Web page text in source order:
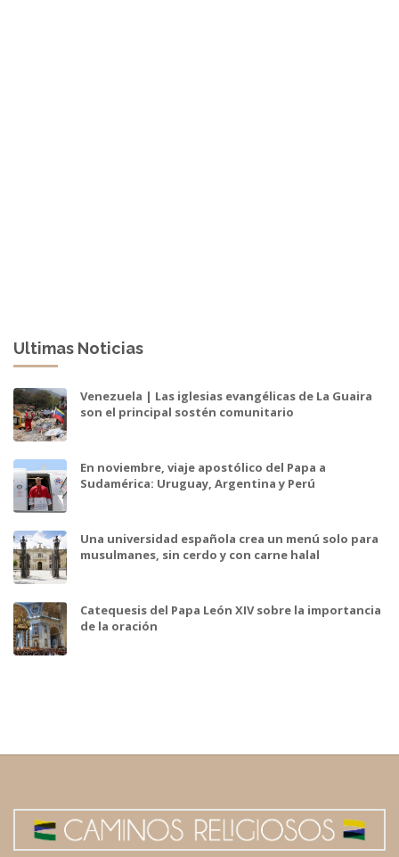
Ultimas Noticias
Venezuela | Las iglesias evangélicas de La Guaira
son el principal sostén comunitario
En noviembre, viaje apostólico del Papa a
Sudamérica: Uruguay, Argentina y Perú
Una universidad española crea un menú solo para
musulmanes, sin cerdo y con carne halal
Catequesis del Papa León XIV sobre la importancia
de la oración